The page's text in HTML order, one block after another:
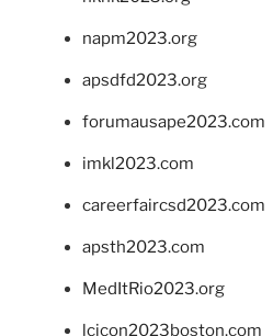
napm2023.org
apsdfd2023.org
forumausape2023.com
imkl2023.com
careerfaircsd2023.com
apsth2023.com
MedItRio2023.org
lcicon2023boston.com